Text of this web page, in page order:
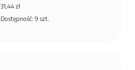
31,44 zł
Dostępność: 9 szt.